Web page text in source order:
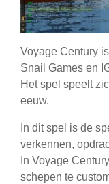
Voyage Century
Snail Games en
Het spel speelt
eeuw.
In dit spel is de
verkennen,
In Voyage
schepen te